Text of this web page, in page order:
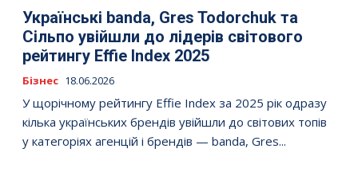
Українські banda, Gres Todorchuk та
Сільпо увійшли до лідерів світового
рейтингу Effie Index 2025
Бізнес 18.06.2026
У щорічному рейтингу Effie Index за 2025 рік одразу
кілька українських брендів увійшли до світових топів
у категоріях агенцій і брендів — banda, Gres...